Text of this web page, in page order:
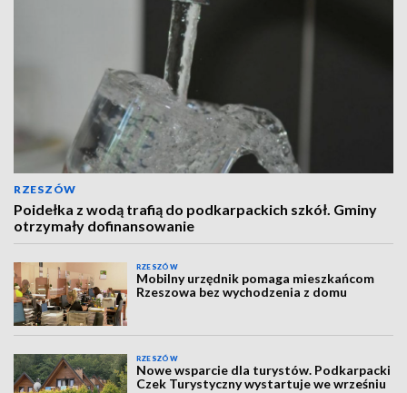
RZESZÓW
Poidełka z wodą trafią do podkarpackich szkół. Gminy
otrzymały dofinansowanie
RZESZÓW
Mobilny urzędnik pomaga mieszkańcom
Rzeszowa bez wychodzenia z domu
RZESZÓW
Nowe wsparcie dla turystów. Podkarpacki
Czek Turystyczny wystartuje we wrześniu